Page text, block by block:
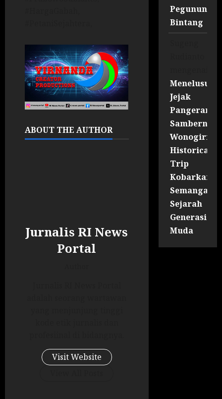
ABOUT THE AUTHOR
Jurnalis RI News
Portal
Visit Website
Bintang
Menelusuri
Jejak
Pangeran
Wonogiri
Historical
Trip
Kobarkan
Semangat
Sejarah
Generasi
Muda